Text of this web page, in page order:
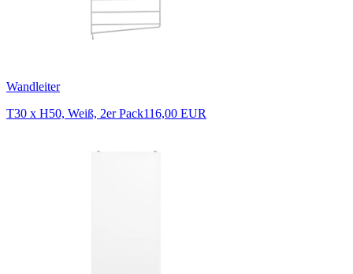
Wandleiter
T30 x H50, Weiß, 2er Pack116,00 EUR